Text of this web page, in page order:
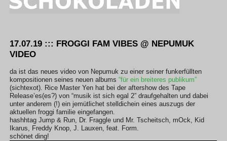
17.07.19 ::: FROGGI FAM VIBES @ NEPUMUK
VIDEO
da ist das neues video von Nepumuk zu einer seiner funkerfüllten
kompositionen seines neuen albums“für ein breiteres publikum”
(sichtexot). Rice Master Yen hat bei der aftershow des Tape
Release’es(es?) von “musik ist sich egal 2” draufgehalten und dabei
unter anderem (!) ein jemütlichet stelldichein eines auszugs der
aktuellen froggi familie eingefangen.
hashhtag Jump & Run, Dr. Fraggle und Mr. Tscheitsch, mOck, Kid
Ikarus, Freddy Knop, J. Lauxen, feat. Form.
schönet ding!